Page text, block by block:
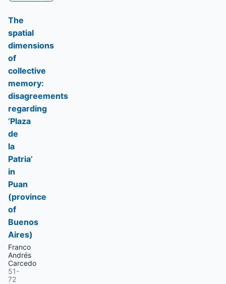
The
spatial
dimensions
of
collective
memory:
disagreements
regarding
‘Plaza
de
la
Patria’
in
Puan
(province
of
Buenos
Aires)
Franco
Andrés
Carcedo
51-
72